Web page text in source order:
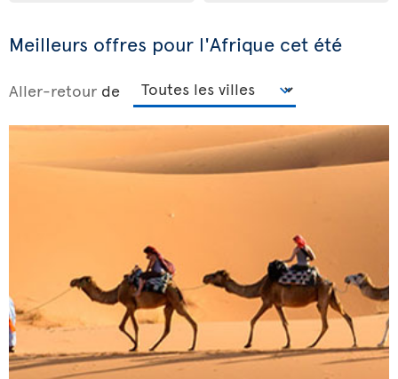
Meilleurs offres pour l'Afrique cet été
Aller-retour de